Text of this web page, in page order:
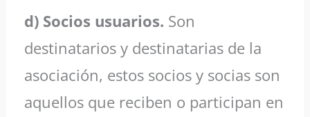
d) Socios usuarios. Son
destinatarios y destinatarias de la
asociación, estos socios y socias son
aquellos que reciben o participan en